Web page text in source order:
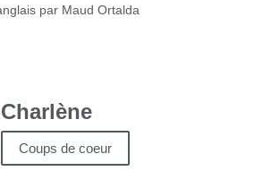
par Maud Ortalda
Charlène
Coups de coeur